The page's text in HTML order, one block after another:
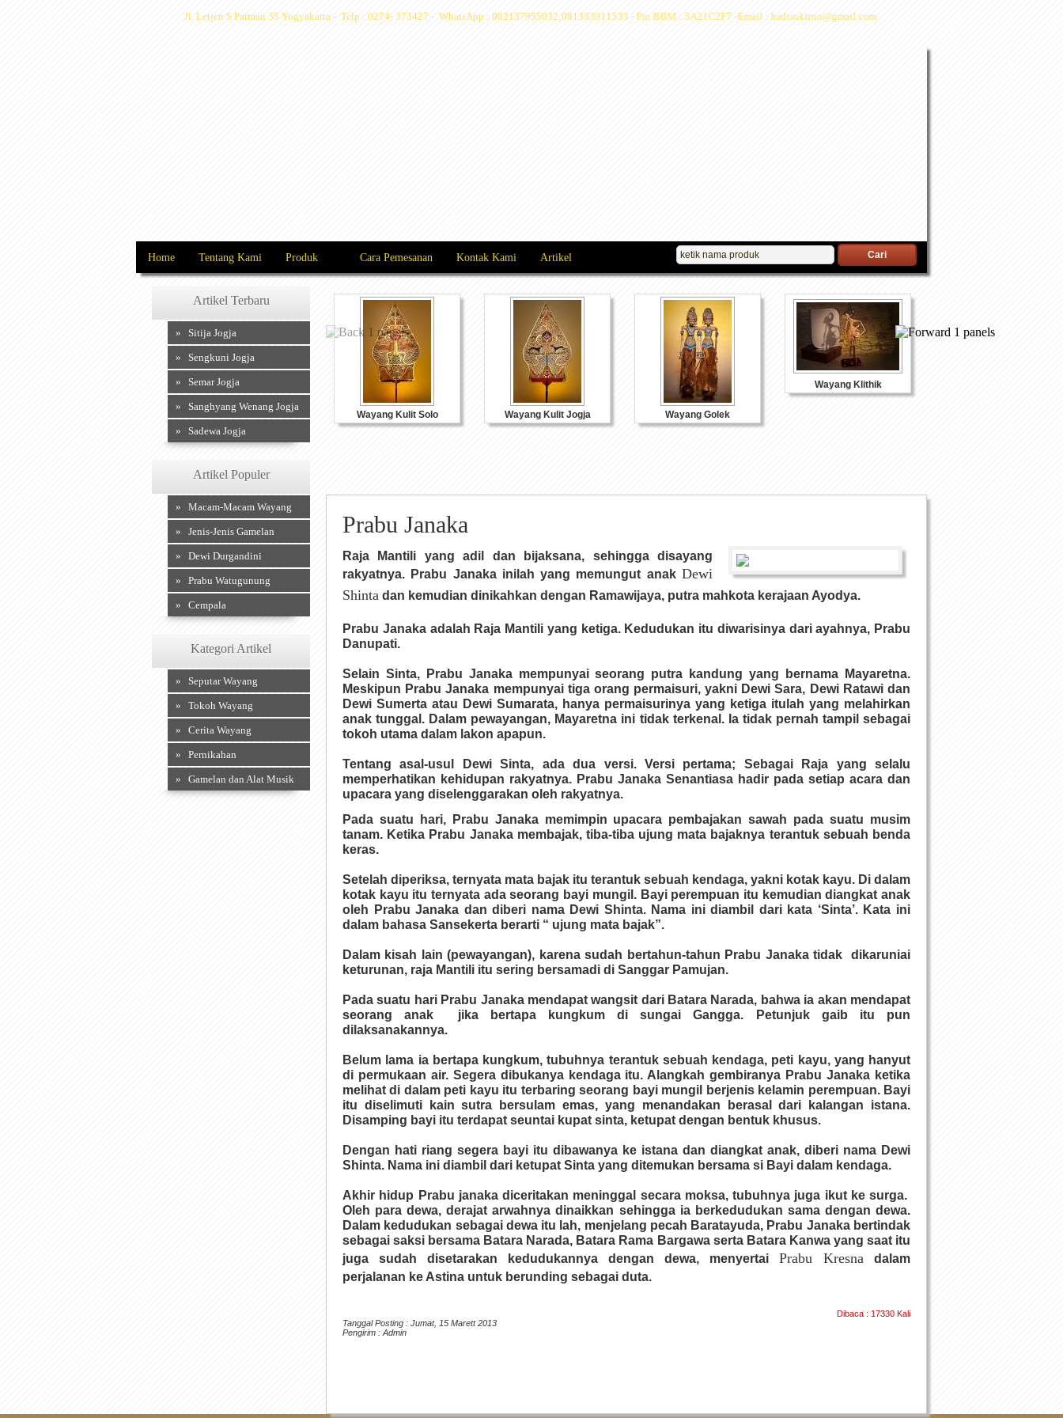
Jl. Letjen S Parman 35 Yogyakarta - Telp : 0274- 373427 - WhatsApp : 082137955032;081333911533 - Pin BBM : 5A21C2F7 -Email : hadisukirno@gmail.com
Home Tentang Kami Produk Cara Pemesanan Kontak Kami Artikel
Artikel Terbaru
» Sitija Jogja
» Sengkuni Jogja
» Semar Jogja
» Sanghyang Wenang Jogja
» Sadewa Jogja
Artikel Populer
» Macam-Macam Wayang
» Jenis-Jenis Gamelan
» Dewi Durgandini
» Prabu Watugunung
» Cempala
Kategori Artikel
» Seputar Wayang
» Tokoh Wayang
» Cerita Wayang
» Pernikahan
» Gamelan dan Alat Musik
Wayang Kulit Solo Wayang Kulit Jogja Wayang Golek
Wayang Klithik
Prabu Janaka
Raja Mantili yang adil dan bijaksana, sehingga disayang
rakyatnya. Prabu Janaka inilah yang memungut anak Dewi
Shinta dan kemudian dinikahkan dengan Ramawijaya, putra mahkota kerajaan Ayodya.
Prabu Janaka adalah Raja Mantili yang ketiga. Kedudukan itu diwarisinya dari ayahnya, Prabu
Danupati.
Selain Sinta, Prabu Janaka mempunyai seorang putra kandung yang bernama Mayaretna.
Meskipun Prabu Janaka mempunyai tiga orang permaisuri, yakni Dewi Sara, Dewi Ratawi dan
Dewi Sumerta atau Dewi Sumarata, hanya permaisurinya yang ketiga itulah yang melahirkan
anak tunggal. Dalam pewayangan, Mayaretna ini tidak terkenal. Ia tidak pernah tampil sebagai
tokoh utama dalam lakon apapun.
Tentang asal-usul Dewi Sinta, ada dua versi. Versi pertama; Sebagai Raja yang selalu
memperhatikan kehidupan rakyatnya. Prabu Janaka Senantiasa hadir pada setiap acara dan
upacara yang diselenggarakan oleh rakyatnya.
Pada suatu hari, Prabu Janaka memimpin upacara pembajakan sawah pada suatu musim
tanam. Ketika Prabu Janaka membajak, tiba-tiba ujung mata bajaknya terantuk sebuah benda
keras.
Setelah diperiksa, ternyata mata bajak itu terantuk sebuah kendaga, yakni kotak kayu. Di dalam
kotak kayu itu ternyata ada seorang bayi mungil. Bayi perempuan itu kemudian diangkat anak
oleh Prabu Janaka dan diberi nama Dewi Shinta. Nama ini diambil dari kata ‘Sinta’. Kata ini
dalam bahasa Sansekerta berarti “ ujung mata bajak”.
Dalam kisah lain (pewayangan), karena sudah bertahun-tahun Prabu Janaka tidak dikaruniai
keturunan, raja Mantili itu sering bersamadi di Sanggar Pamujan.
Pada suatu hari Prabu Janaka mendapat wangsit dari Batara Narada, bahwa ia akan mendapat
seorang anak jika bertapa kungkum di sungai Gangga. Petunjuk gaib itu pun
dilaksanakannya.
Belum lama ia bertapa kungkum, tubuhnya terantuk sebuah kendaga, peti kayu, yang hanyut
di permukaan air. Segera dibukanya kendaga itu. Alangkah gembiranya Prabu Janaka ketika
melihat di dalam peti kayu itu terbaring seorang bayi mungil berjenis kelamin perempuan. Bayi
itu diselimuti kain sutra bersulam emas, yang menandakan berasal dari kalangan istana.
Disamping bayi itu terdapat seuntai kupat sinta, ketupat dengan bentuk khusus.
Dengan hati riang segera bayi itu dibawanya ke istana dan diangkat anak, diberi nama Dewi
Shinta. Nama ini diambil dari ketupat Sinta yang ditemukan bersama si Bayi dalam kendaga.
Akhir hidup Prabu janaka diceritakan meninggal secara moksa, tubuhnya juga ikut ke surga.
Oleh para dewa, derajat arwahnya dinaikkan sehingga ia berkedudukan sama dengan dewa.
Dalam kedudukan sebagai dewa itu lah, menjelang pecah Baratayuda, Prabu Janaka bertindak
sebagai saksi bersama Batara Narada, Batara Rama Bargawa serta Batara Kanwa yang saat itu
juga sudah disetarakan kedudukannya dengan dewa, menyertai Prabu Kresna dalam
perjalanan ke Astina untuk berunding sebagai duta.
Dibaca : 17330 Kali
Tanggal Posting : Jumat, 15 Marett 2013
Pengirim : Admin